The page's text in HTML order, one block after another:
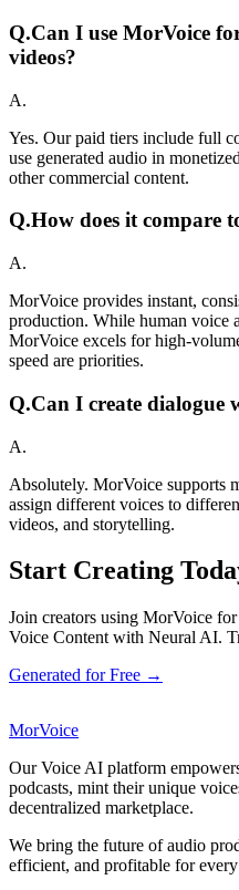
Q.Can I use MorVoice
videos?
A.
Yes. Our paid tiers include full
use generated audio in
other commercial content.
Q.How does it compare
A.
MorVoice provides instant,
production. While human voice
MorVoice excels for high-
speed are priorities.
Q.Can I create dialogue
A.
Absolutely. MorVoice supports
assign different voices to
videos, and storytelling.
Start Creating
Join creators using MorVoice
Voice Content with Neural AI.
Generated for Free →
MorVoice
Our Voice AI platform
podcasts, mint their unique
decentralized marketplace.
We bring the future of audio
efficient, and profitable for